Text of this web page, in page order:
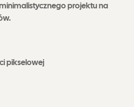
projektu na
pikselowej